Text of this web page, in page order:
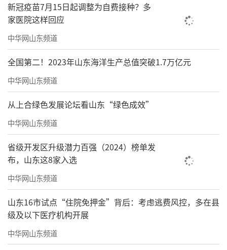
新冠疫苗7月15日起调整为自费接种？多
家医院这样回应
中华网山东频道
全国第二！2023年山东海洋生产总值突破1.7万亿元
中华网山东频道
从上合绿色发展论坛看山东“绿色成效”
中华网山东频道
省级开发区升级潜力百强（2024）榜单发
布，山东这8家入选
中华网山东频道
山东16市试点“住院免押金”背后：考虑逃费风控，多在县
级及以下医疗机构开展
中华网山东频道